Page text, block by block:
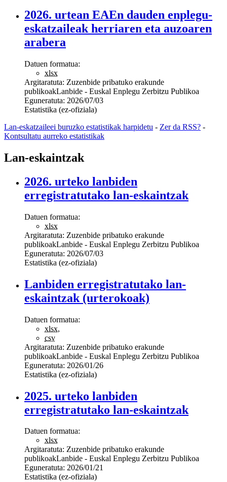
2026. urtean EAEn dauden enplegu-
eskatzaileak herriaren eta auzoaren
arabera
Datuen formatua:
xlsx
Argitaratuta: Zuzenbide pribatuko erakunde
publikoakLanbide - Euskal Enplegu Zerbitzu Publikoa
Eguneratuta: 2026/07/03
Estatistika (ez-ofiziala)
Lan-eskatzaileei buruzko estatistikak harpidetu - Zer da RSS? -
Kontsultatu aurreko estatistikak
Lan-eskaintzak
2026. urteko lanbiden
erregistratutako lan-eskaintzak
Datuen formatua:
xlsx
Argitaratuta: Zuzenbide pribatuko erakunde
publikoakLanbide - Euskal Enplegu Zerbitzu Publikoa
Eguneratuta: 2026/07/03
Estatistika (ez-ofiziala)
Lanbiden erregistratutako lan-
eskaintzak (urterokoak)
Datuen formatua:
xlsx,
csv
Argitaratuta: Zuzenbide pribatuko erakunde
publikoakLanbide - Euskal Enplegu Zerbitzu Publikoa
Eguneratuta: 2026/01/26
Estatistika (ez-ofiziala)
2025. urteko lanbiden
erregistratutako lan-eskaintzak
Datuen formatua:
xlsx
Argitaratuta: Zuzenbide pribatuko erakunde
publikoakLanbide - Euskal Enplegu Zerbitzu Publikoa
Eguneratuta: 2026/01/21
Estatistika (ez-ofiziala)